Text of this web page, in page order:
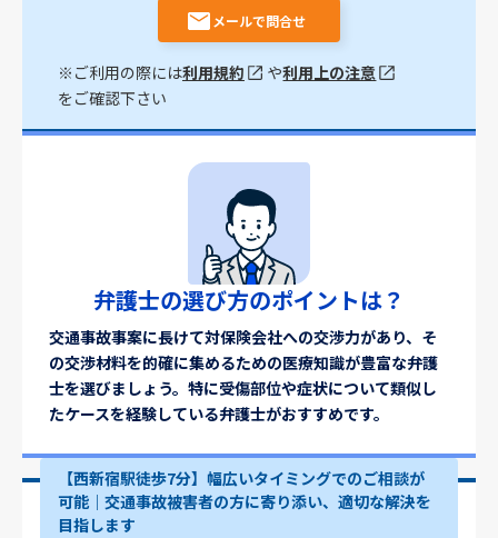
メールで問合せ
※ご利用の際には利用規約 や利用上の注意
をご確認下さい
弁護士の選び方のポイントは？
交通事故事案に長けて対保険会社への交渉力があり、そ
の交渉材料を的確に集めるための医療知識が豊富な弁護
士を選びましょう。特に受傷部位や症状について類似し
たケースを経験している弁護士がおすすめです。
【西新宿駅徒歩7分】幅広いタイミングでのご相談が
可能｜交通事故被害者の方に寄り添い、適切な解決を
目指します